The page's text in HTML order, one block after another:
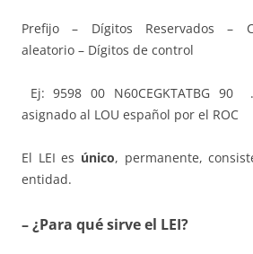
Prefijo – Dígitos Reservados –
aleatorio – Dígitos de control
Ej: 9598 00 N60CEGKTATBG
asignado al LOU español por el ROC
El LEI es único, permanente,
entidad.
– ¿Para qué sirve el LEI?